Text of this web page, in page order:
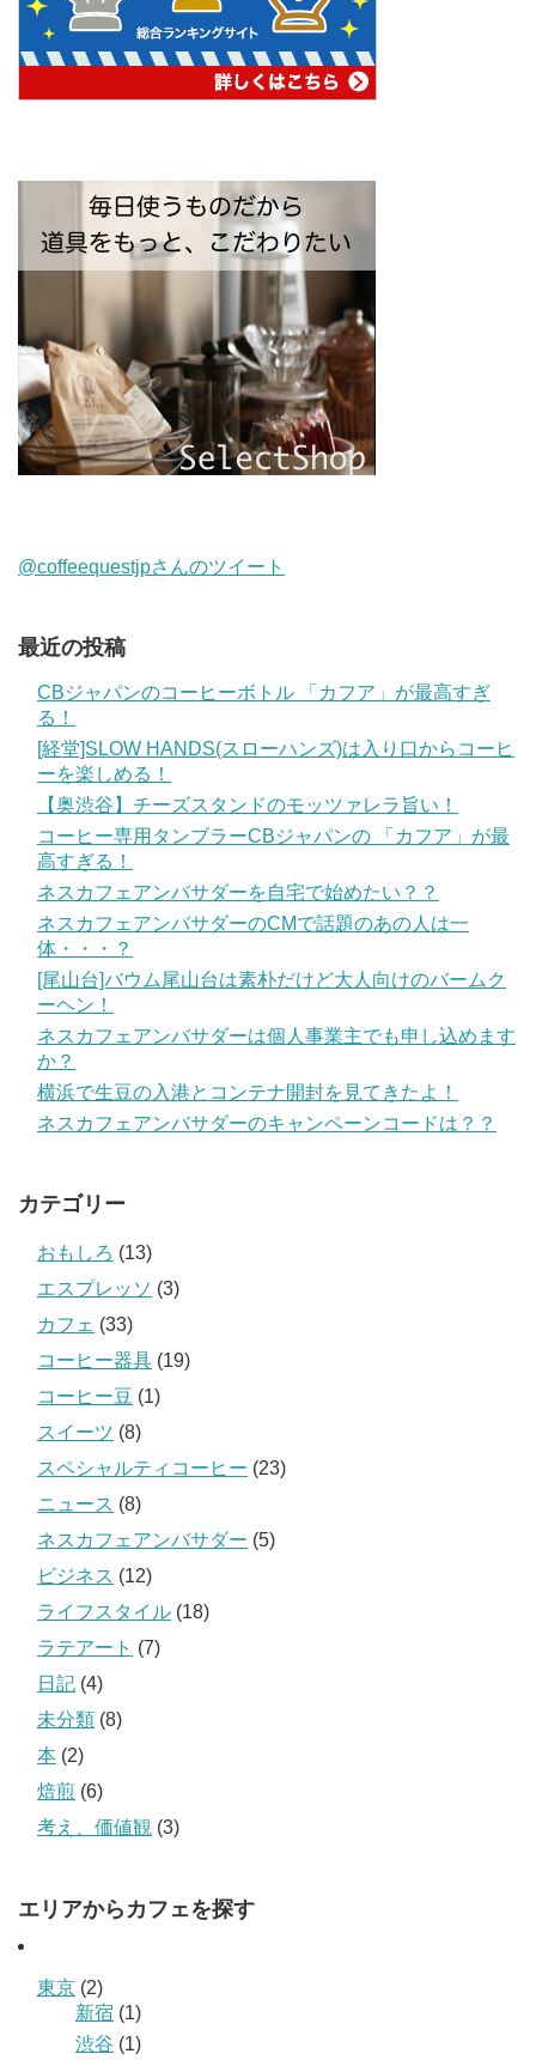
@coffeequestjpさんのツイート
最近の投稿
CBジャパンのコーヒーボトル 「カフア」が最高すぎ
る！
[経堂]SLOW HANDS(スローハンズ)は入り口からコーヒ
ーを楽しめる！
【奥渋谷】チーズスタンドのモッツァレラ旨い！
コーヒー専用タンブラーCBジャパンの 「カフア」が最
高すぎる！
ネスカフェアンバサダーを自宅で始めたい？？
ネスカフェアンバサダーのCMで話題のあの人は一
体・・・？
[尾山台]バウム尾山台は素朴だけど大人向けのバームク
ーヘン！
ネスカフェアンバサダーは個人事業主でも申し込めます
か？
横浜で生豆の入港とコンテナ開封を見てきたよ！
ネスカフェアンバサダーのキャンペーンコードは？？
カテゴリー
おもしろ (13)
エスプレッソ (3)
カフェ (33)
コーヒー器具 (19)
コーヒー豆 (1)
スイーツ (8)
スペシャルティコーヒー (23)
ニュース (8)
ネスカフェアンバサダー (5)
ビジネス (12)
ライフスタイル (18)
ラテアート (7)
日記 (4)
未分類 (8)
本 (2)
焙煎 (6)
考え、価値観 (3)
エリアからカフェを探す
東京 (2)
新宿 (1)
渋谷 (1)